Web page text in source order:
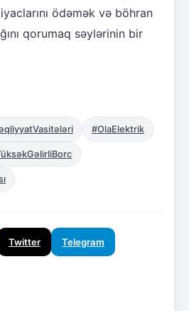
ödəmək və böhran
qorumaq səylərinin bir
#OlaElektrik
Twitter Telegram